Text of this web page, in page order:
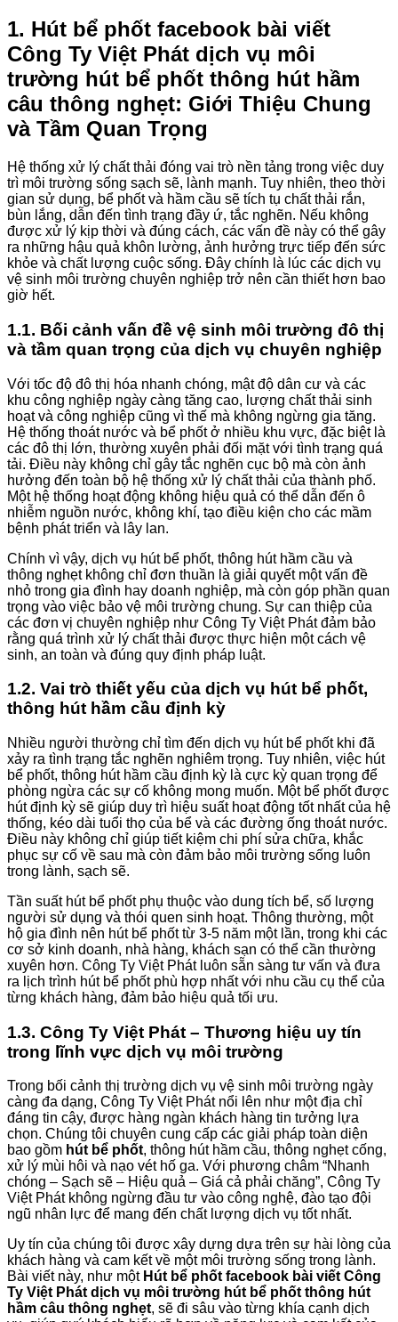
1. Hút bể phốt facebook bài viết
Công Ty Việt Phát dịch vụ môi
trường hút bể phốt thông hút hầm
câu thông nghẹt: Giới Thiệu Chung
và Tầm Quan Trọng
Hệ thống xử lý chất thải đóng vai trò nền tảng trong việc duy
trì môi trường sống sạch sẽ, lành mạnh. Tuy nhiên, theo thời
gian sử dụng, bể phốt và hầm cầu sẽ tích tụ chất thải rắn,
bùn lắng, dẫn đến tình trạng đầy ứ, tắc nghẽn. Nếu không
được xử lý kịp thời và đúng cách, các vấn đề này có thể gây
ra những hậu quả khôn lường, ảnh hưởng trực tiếp đến sức
khỏe và chất lượng cuộc sống. Đây chính là lúc các dịch vụ
vệ sinh môi trường chuyên nghiệp trở nên cần thiết hơn bao
giờ hết.
1.1. Bối cảnh vấn đề vệ sinh môi trường đô thị
và tầm quan trọng của dịch vụ chuyên nghiệp
Với tốc độ đô thị hóa nhanh chóng, mật độ dân cư và các
khu công nghiệp ngày càng tăng cao, lượng chất thải sinh
hoạt và công nghiệp cũng vì thế mà không ngừng gia tăng.
Hệ thống thoát nước và bể phốt ở nhiều khu vực, đặc biệt là
các đô thị lớn, thường xuyên phải đối mặt với tình trạng quá
tải. Điều này không chỉ gây tắc nghẽn cục bộ mà còn ảnh
hưởng đến toàn bộ hệ thống xử lý chất thải của thành phố.
Một hệ thống hoạt động không hiệu quả có thể dẫn đến ô
nhiễm nguồn nước, không khí, tạo điều kiện cho các mầm
bệnh phát triển và lây lan.
Chính vì vậy, dịch vụ hút bể phốt, thông hút hầm cầu và
thông nghẹt không chỉ đơn thuần là giải quyết một vấn đề
nhỏ trong gia đình hay doanh nghiệp, mà còn góp phần quan
trọng vào việc bảo vệ môi trường chung. Sự can thiệp của
các đơn vị chuyên nghiệp như Công Ty Việt Phát đảm bảo
rằng quá trình xử lý chất thải được thực hiện một cách vệ
sinh, an toàn và đúng quy định pháp luật.
1.2. Vai trò thiết yếu của dịch vụ hút bể phốt,
thông hút hầm cầu định kỳ
Nhiều người thường chỉ tìm đến dịch vụ hút bể phốt khi đã
xảy ra tình trạng tắc nghẽn nghiêm trọng. Tuy nhiên, việc hút
bể phốt, thông hút hầm cầu định kỳ là cực kỳ quan trọng để
phòng ngừa các sự cố không mong muốn. Một bể phốt được
hút định kỳ sẽ giúp duy trì hiệu suất hoạt động tốt nhất của hệ
thống, kéo dài tuổi thọ của bể và các đường ống thoát nước.
Điều này không chỉ giúp tiết kiệm chi phí sửa chữa, khắc
phục sự cố về sau mà còn đảm bảo môi trường sống luôn
trong lành, sạch sẽ.
Tần suất hút bể phốt phụ thuộc vào dung tích bể, số lượng
người sử dụng và thói quen sinh hoạt. Thông thường, một
hộ gia đình nên hút bể phốt từ 3-5 năm một lần, trong khi các
cơ sở kinh doanh, nhà hàng, khách sạn có thể cần thường
xuyên hơn. Công Ty Việt Phát luôn sẵn sàng tư vấn và đưa
ra lịch trình hút bể phốt phù hợp nhất với nhu cầu cụ thể của
từng khách hàng, đảm bảo hiệu quả tối ưu.
1.3. Công Ty Việt Phát – Thương hiệu uy tín
trong lĩnh vực dịch vụ môi trường
Trong bối cảnh thị trường dịch vụ vệ sinh môi trường ngày
càng đa dạng, Công Ty Việt Phát nổi lên như một địa chỉ
đáng tin cậy, được hàng ngàn khách hàng tin tưởng lựa
chọn. Chúng tôi chuyên cung cấp các giải pháp toàn diện
bao gồm hút bể phốt, thông hút hầm cầu, thông nghẹt cống,
xử lý mùi hôi và nạo vét hố ga. Với phương châm “Nhanh
chóng – Sạch sẽ – Hiệu quả – Giá cả phải chăng”, Công Ty
Việt Phát không ngừng đầu tư vào công nghệ, đào tạo đội
ngũ nhân lực để mang đến chất lượng dịch vụ tốt nhất.
Uy tín của chúng tôi được xây dựng dựa trên sự hài lòng của
khách hàng và cam kết về một môi trường sống trong lành.
Bài viết này, như một Hút bể phốt facebook bài viết Công
Ty Việt Phát dịch vụ môi trường hút bể phốt thông hút
hầm câu thông nghẹt, sẽ đi sâu vào từng khía cạnh dịch